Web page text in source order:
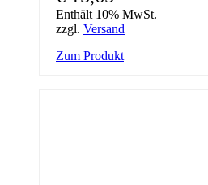
Enthält 10% MwSt.
zzgl. Versand
Zum Produkt